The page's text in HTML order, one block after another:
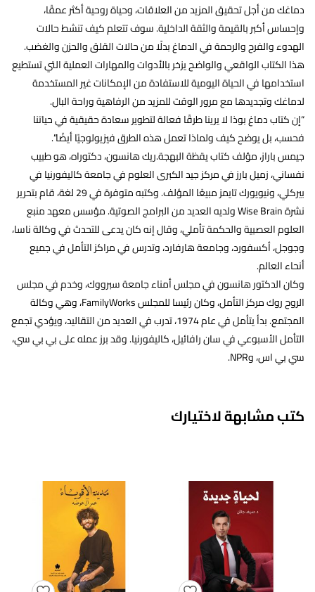
دماغك من أجل تحقيق المزيد من العلاقات، وحياة روحية أكثر عمقًا،
وإحساس أكبر بالقيمة والثقة الداخلية. سوف تتعلم كيف تنشط حالات
الهدوء والفرح والرحمة في الدماغ بدلًا من حالات القلق والحزن والغضب.
هذا الكتاب الواقعي والواضح يزخر بالأدوات والمهارات العملية التي تستطيع
استخدامها في الحياة اليومية للاستفادة من الإمكانات غير المستخدمة
لدماغك وتجديدها مع مرور الوقت للمزيد من الرفاهية وراحة البال.
“إن كتاب دماغ بوذا لا يرينا طرقًا فعالة لتطوير سعادة حقيقية في حياتنا
فحسب، بل يوضح كيف ولماذا تعمل هذه الطرق فيزيولوجيًا أيضًا”.
جيمس باراز، مؤلف كتاب يقظة البهجة.ريك هانسون، دكتوراه، هو طبيب
نفساني، زميل بارز في مركز جيد الكبرى العلوم في جامعة كاليفورنيا في
بيركلي، ونيويورك تايمز مبيعًا المؤلف. وكتبه متوفرة في 29 لغة، قام بتحرير
نشرة Wise Brain ولديه العديد من البرامج الصوتية. مؤسس معهد منبع
العلوم العصبية والحكمة تأملي، وقال إنه كان يدعى للتحدث في وكالة ناسا،
وجوجل، أكسفورد، وجامعة هارفارد، وتدرس في مراكز التأمل في جميع
أنحاء العالم.
وكان الدكتور هانسون في مجلس أمناء جامعة سبرووك، وخدم في مجلس
الروح روك مركز التأمل، وكان رئيسا للمجلس FamilyWorks، وهي وكالة
المجتمع. بدأ يتأمل في عام 1974، تدرب في العديد من التقاليد، ويؤدي تجمع
التأمل الأسبوعي في سان رافائيل، كاليفورنيا. وقد برز عمله على بي بي سي،
سي بي اس، وNPR.
كتب مشابهة لاختيارك